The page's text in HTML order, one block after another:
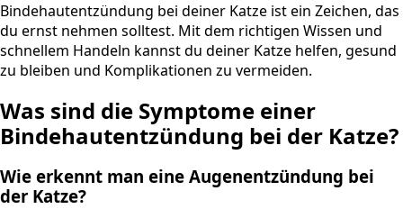
Bindehautentzündung bei deiner Katze ist ein Zeichen, das
du ernst nehmen solltest. Mit dem richtigen Wissen und
schnellem Handeln kannst du deiner Katze helfen, gesund
zu bleiben und Komplikationen zu vermeiden.
Was sind die Symptome einer
Bindehautentzündung bei der Katze?
Wie erkennt man eine Augenentzündung bei
der Katze?